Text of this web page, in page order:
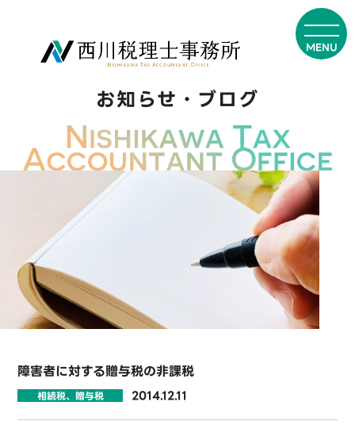
お知らせ・ブログ
障害者に対する贈与税の非課税
相続税、贈与税 2014.12.11